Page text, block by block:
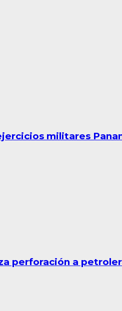
militares
perforación a